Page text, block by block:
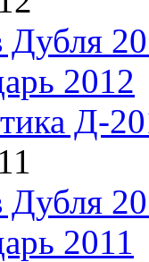
Дубля
2012
Д-
Дубля
2011